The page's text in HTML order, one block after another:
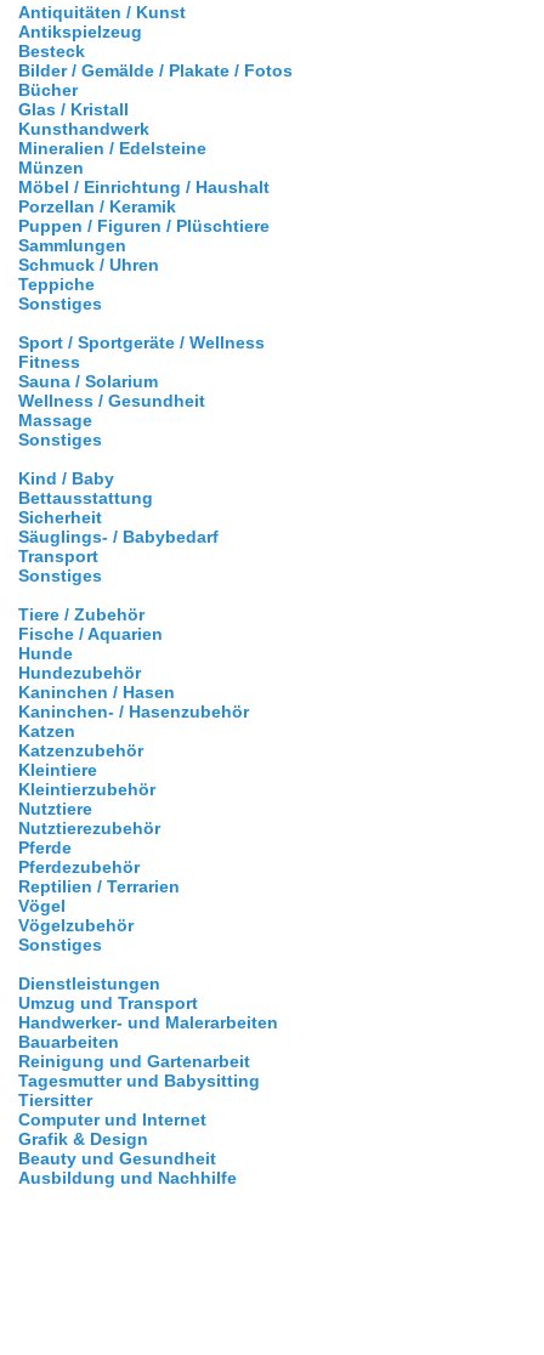
Antiquitäten / Kunst
Antikspielzeug
Besteck
Bilder / Gemälde / Plakate / Fotos
Bücher
Glas / Kristall
Kunsthandwerk
Mineralien / Edelsteine
Münzen
Möbel / Einrichtung / Haushalt
Porzellan / Keramik
Puppen / Figuren / Plüschtiere
Sammlungen
Schmuck / Uhren
Teppiche
Sonstiges
Sport / Sportgeräte / Wellness
Fitness
Sauna / Solarium
Wellness / Gesundheit
Massage
Sonstiges
Kind / Baby
Bettausstattung
Sicherheit
Säuglings- / Babybedarf
Transport
Sonstiges
Tiere / Zubehör
Fische / Aquarien
Hunde
Hundezubehör
Kaninchen / Hasen
Kaninchen- / Hasenzubehör
Katzen
Katzenzubehör
Kleintiere
Kleintierzubehör
Nutztiere
Nutztierezubehör
Pferde
Pferdezubehör
Reptilien / Terrarien
Vögel
Vögelzubehör
Sonstiges
Dienstleistungen
Umzug und Transport
Handwerker- und Malerarbeiten
Bauarbeiten
Reinigung und Gartenarbeit
Tagesmutter und Babysitting
Tiersitter
Computer und Internet
Grafik & Design
Beauty und Gesundheit
Ausbildung und Nachhilfe